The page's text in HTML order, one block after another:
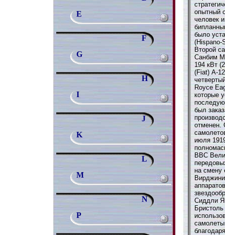
E
F
G
H
I
J
K
L
M
N
P
опытный
человек
было
(Hispano-
Второй
Санбим
194 кВт
(Fiat) А-
Royce
которые
был
отменен.
июля
ВВС
на смену
Сиддли